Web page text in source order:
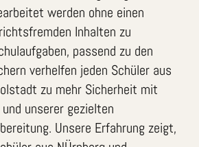
werden ohne einen
Inhalten zu
passend zu den
verhelfen jeden Schüler aus
zu mehr Sicherheit mit
unserer gezielten
Unsere Erfahrung zeigt,